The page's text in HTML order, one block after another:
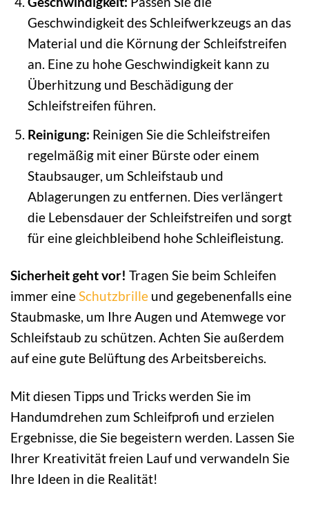
Geschwindigkeit des Schleifwerkzeugs an das
Material und die Körnung der Schleifstreifen
an. Eine zu hohe Geschwindigkeit kann zu
Überhitzung und Beschädigung der
Schleifstreifen führen.
Reinigung: Reinigen Sie die Schleifstreifen
regelmäßig mit einer Bürste oder einem
Staubsauger, um Schleifstaub und
Ablagerungen zu entfernen. Dies verlängert
die Lebensdauer der Schleifstreifen und sorgt
für eine gleichbleibend hohe Schleifleistung.
Sicherheit geht vor! Tragen Sie beim Schleifen
immer eineSchutzbrille und gegebenenfalls eine
Staubmaske, um Ihre Augen und Atemwege vor
Schleifstaub zu schützen. Achten Sie außerdem
auf eine gute Belüftung des Arbeitsbereichs.
Mit diesen Tipps und Tricks werden Sie im
Handumdrehen zum Schleifprofi und erzielen
Ergebnisse, die Sie begeistern werden. Lassen Sie
Ihrer Kreativität freien Lauf und verwandeln Sie
Ihre Ideen in die Realität!